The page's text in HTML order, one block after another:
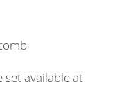
set available at